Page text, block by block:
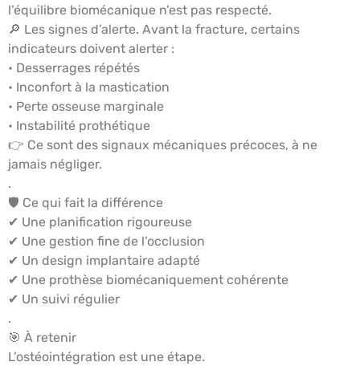
l’équilibre biomécanique n’est pas respecté.
🔎 Les signes d’alerte. Avant la fracture, certains
indicateurs doivent alerter :
• Desserrages répétés
• Inconfort à la mastication
• Perte osseuse marginale
• Instabilité prothétique
👉 Ce sont des signaux mécaniques précoces, à ne
jamais négliger.
.
🛡️ Ce qui fait la différence
✔ Une planification rigoureuse
✔ Une gestion fine de l’occlusion
✔ Un design implantaire adapté
✔ Une prothèse biomécaniquement cohérente
✔ Un suivi régulier
.
🎯 À retenir
L’ostéointégration est une étape.